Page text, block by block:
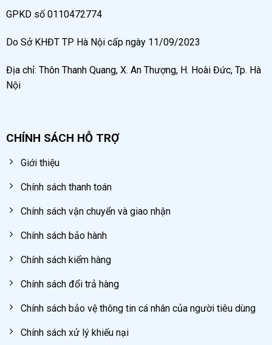
Sản phẩm chất lượng cao, 100% nhập khẩu tại
nhà máy
có giá ưu đãi
Miễn phí vận chuyển trong nội thành Hà Nội <
10 km và chuyển phát tận nhà với quý khách
nhà sản xuất
0934.423.166để được tư vấn và giải đáp trực tiếp.
Bình chọn product
GPKD số 0110472774
Do Sở KHĐT TP Hà Nội cấp ngày 11/09/2023
Địa chỉ: Thôn Thanh Quang, X. An Thượng, H. Hoài Đức, Tp. Hà
Nội
CHÍNH SÁCH HỖ TRỢ
Giới thiệu
Chính sách thanh toán
Chính sách vận chuyển và giao nhận
Chính sách bảo hành
Chính sách kiểm hàng
Chính sách đổi trả hàng
Chính sách bảo vệ thông tin cá nhân của người tiêu dùng
Chính sách xử lý khiếu nại